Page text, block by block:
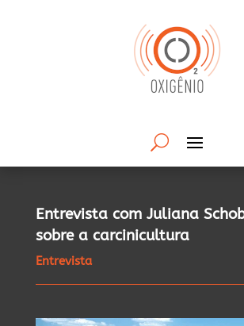
Entrevista com Juliana
sobre a carcinicultura
Entrevista